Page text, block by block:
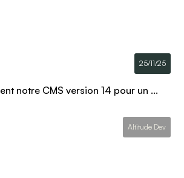
25/11/25
notre CMS version 14 pour un ...
Altitude Dev